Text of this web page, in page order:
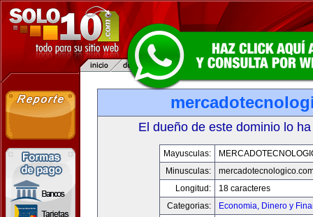
El dueño de este dominio lo
Mayusculas:
Minusculas:
Longitud:
18 caracteres
Categorias:
Economia, Dinero y